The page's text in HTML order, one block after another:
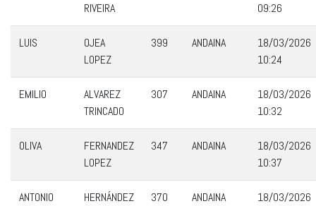
RIVEIRA
09:26
LUIS
OJEA
LOPEZ
399 ANDAINA
18/03/2026
10:24
EMILIO
ALVAREZ
TRINCADO
307 ANDAINA
18/03/2026
10:32
OLIVA
FERNANDEZ
LOPEZ
347 ANDAINA
18/03/2026
10:37
ANTONIO
HERNÁNDEZ
370 ANDAINA
18/03/2026